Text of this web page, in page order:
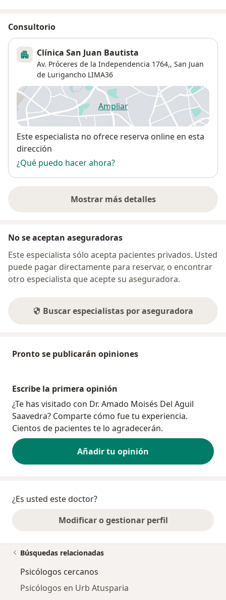
Consultorio
Clínica San Juan Bautista
Av. Próceres de la Independencia 1764,, San Juan
de Lurigancho LIMA36
Ampliarse abre en una nueva
Disponibilidad
Este especialista no ofrece reserva online en esta
dirección
¿Qué puedo hacer ahora?
Mostrar más detalles
sobre la dirección
No se aceptan aseguradoras
Este especialista sólo acepta pacientes privados. Usted
puede pagar directamente para reservar, o encontrar
otro especialista que acepte su aseguradora.
Buscar especialistas por aseguradora
Pronto se publicarán opiniones
Escribe la primera opinión
¿Te has visitado con Dr. Amado Moisés Del Aguil
Saavedra? Comparte cómo fue tu experiencia.
Cientos de pacientes te lo agradecerán.
Añadir tu opinión
¿Es usted este doctor?
Modificar o gestionar perfil
Búsquedas relacionadas
Psicólogos cercanos
Psicólogos en Urb Atusparia